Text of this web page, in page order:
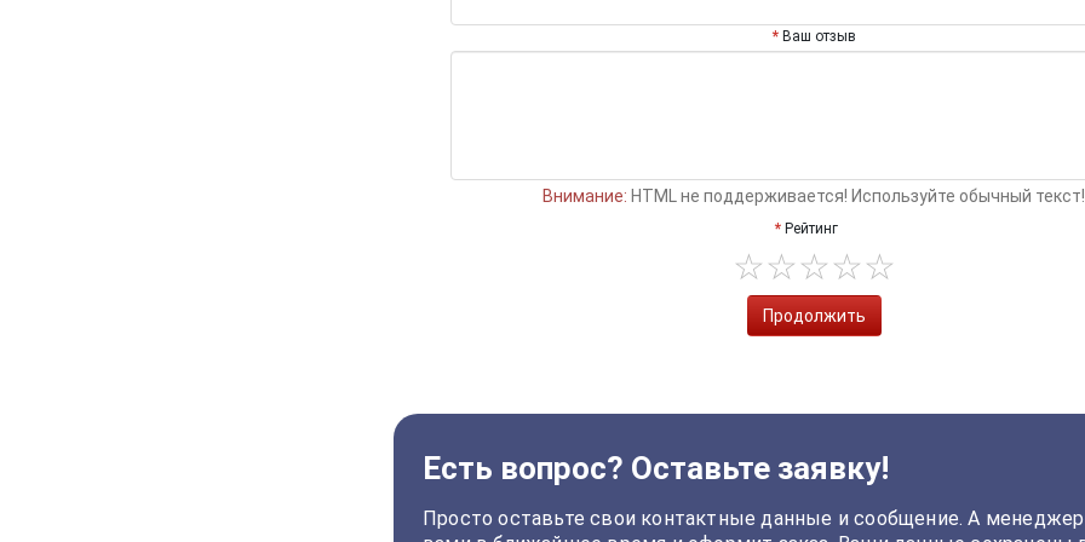
Ваш отзыв
Внимание: HTML не поддерживается! Используйте обычный текст!
Рейтинг
Продолжить
Есть вопрос? Оставьте заявку!
Просто оставьте свои контактные данные и сообщение. А